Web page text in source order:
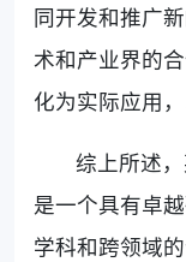
同开发和推广
术和产业界的
化为实际应用
综上所述
是一个具有卓
学科和跨领域